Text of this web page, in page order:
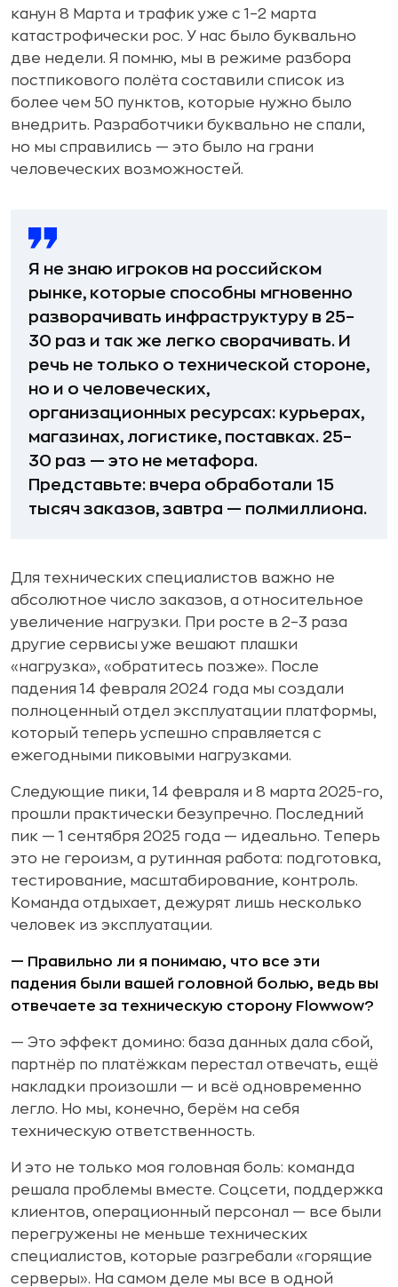
канун 8 Марта и трафик уже с 1–2 марта
катастрофически рос. У нас было буквально
две недели. Я помню, мы в режиме разбора
постпикового полёта составили список из
более чем 50 пунктов, которые нужно было
внедрить. Разработчики буквально не спали,
но мы справились — это было на грани
человеческих возможностей.
Я не знаю игроков на российском
рынке, которые способны мгновенно
разворачивать инфраструктуру в 25–
30 раз и так же легко сворачивать. И
речь не только о технической стороне,
но и о человеческих,
организационных ресурсах: курьерах,
магазинах, логистике, поставках. 25–
30 раз — это не метафора.
Представьте: вчера обработали 15
тысяч заказов, завтра — полмиллиона.
Для технических специалистов важно не
абсолютное число заказов, а относительное
увеличение нагрузки. При росте в 2–3 раза
другие сервисы уже вешают плашки
«нагрузка», «обратитесь позже». После
падения 14 февраля 2024 года мы создали
полноценный отдел эксплуатации платформы,
который теперь успешно справляется с
ежегодными пиковыми нагрузками.
Следующие пики, 14 февраля и 8 марта 2025-го,
прошли практически безупречно. Последний
пик — 1 сентября 2025 года — идеально. Теперь
это не героизм, а рутинная работа: подготовка,
тестирование, масштабирование, контроль.
Команда отдыхает, дежурят лишь несколько
человек из эксплуатации.
— Правильно ли я понимаю, что все эти
падения были вашей головной болью, ведь вы
отвечаете за техническую сторону Flowwow?
— Это эффект домино: база данных дала сбой,
партнёр по платёжкам перестал отвечать, ещё
накладки произошли — и всё одновременно
легло. Но мы, конечно, берём на себя
техническую ответственность.
И это не только моя головная боль: команда
решала проблемы вместе. Соцсети, поддержка
клиентов, операционный персонал — все были
перегружены не меньше технических
специалистов, которые разгребали «горящие
серверы». На самом деле мы все в одной